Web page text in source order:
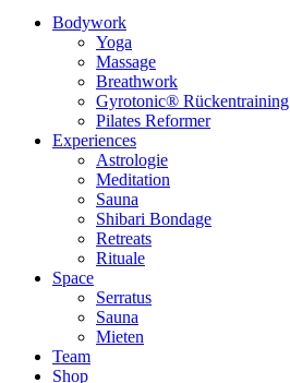
Bodywork
Yoga
Massage
Breathwork
Gyrotonic® Rückentraining
Pilates Reformer
Experiences
Astrologie
Meditation
Sauna
Shibari Bondage
Retreats
Rituale
Space
Serratus
Sauna
Mieten
Team
Shop